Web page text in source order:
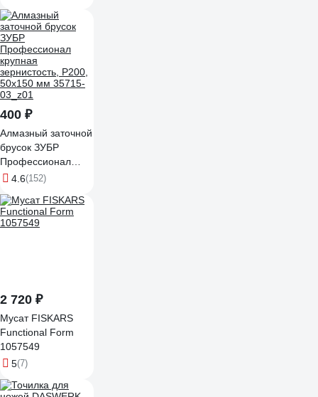
Вт, для металлич-х,
кухонных,
керамических,
спортивных,
складных ножей
7021224430
400 ₽
Алмазный заточной
брусок ЗУБР
Профессионал
крупная
50х150 мм 35715-
03_z01
4.6(152)
2 720 ₽
Мусат FISKARS
Functional Form
1057549
5(7)